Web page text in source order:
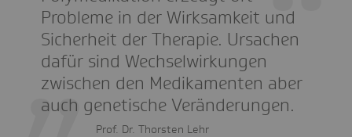
Probleme in der Wirksamkeit und
Sicherheit der Therapie. Ursachen
dafür sind Wechselwirkungen
zwischen den Medikamenten aber
auch genetische Veränderungen.
Prof. Dr. Thorsten Lehr